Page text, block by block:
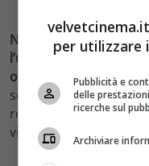
Nina, invece, conosce
l’unico che 20 anni
omicidio
. L’uomo
soprattutto conosceva
repoter sembra
viene ucciso dal
per utilizzare
Pubblicità e
delle
ricerche sul
Archiviare